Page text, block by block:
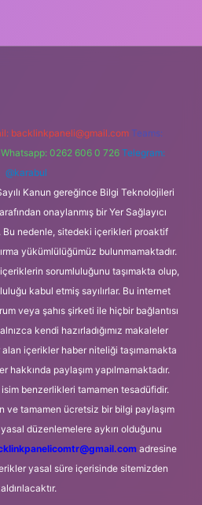
backlinkpaneli@gmail.com Teams:
Whatsapp: 0262 606 0 726 Telegram:
@karabul
Kanun gereğince Bilgi Teknolojileri
onaylanmış bir Yer Sağlayıcı
nedenle, sitedeki içerikleri proaktif
yükümlülüğümüz bulunmamaktadır.
sorumluluğunu taşımakta olup,
kabul etmiş sayılırlar. Bu internet
veya şahıs şirketi ile hiçbir bağlantısı
kendi hazırladığımız makaleler
alan içerikler haber niteliği taşımamakta
paylaşım yapılmamaktadır.
benzerlikleri tamamen tesadüfidir.
ve tamamen ücretsiz bir bilgi paylaşım
düzenlemelere aykırı olduğunu
adresine
yasal süre içerisinde sitemizden